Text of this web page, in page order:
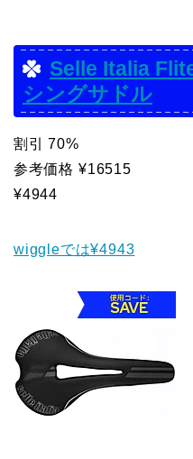
Selle Italia
シングサドル
割引 70%
参考価格 ¥16515
¥4944
wiggleでは¥4943